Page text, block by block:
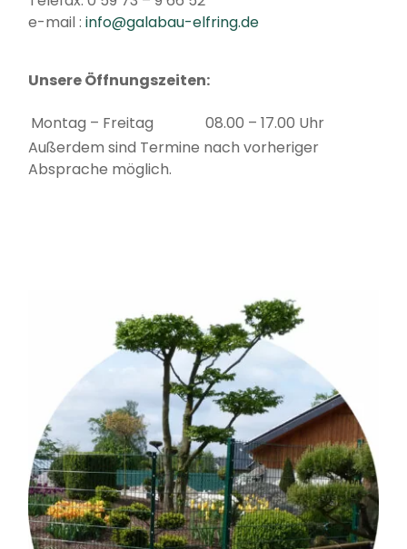
e-mail :info@galabau-elfring.de
Unsere Öffnungszeiten:
Montag – Freitag
08.00 – 17.00 Uhr
Außerdem sind Termine nach vorheriger
Absprache möglich.